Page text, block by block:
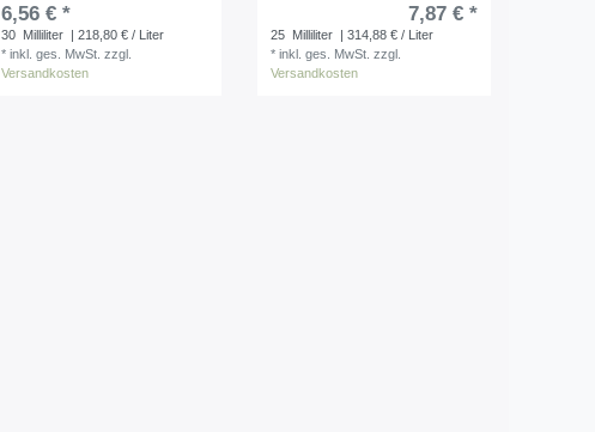
6,56 € *
30 Milliliter | 218,80 € / Liter
*inkl. ges. MwSt. zzgl.
Versandkosten
7,87 € *
25 Milliliter | 314,88 € / Liter
*inkl. ges. MwSt. zzgl.
Versandkosten